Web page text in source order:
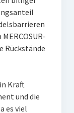
Rückstände
Kraft
und die
es viel